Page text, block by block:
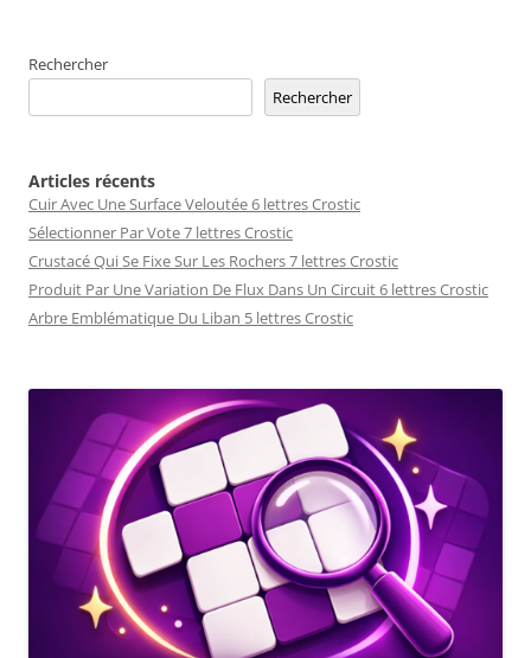
Rechercher
Rechercher
Articles récents
Cuir Avec Une Surface Veloutée 6 lettres Crostic
Sélectionner Par Vote 7 lettres Crostic
Crustacé Qui Se Fixe Sur Les Rochers 7 lettres Crostic
Produit Par Une Variation De Flux Dans Un Circuit 6 lettres Crostic
Arbre Emblématique Du Liban 5 lettres Crostic